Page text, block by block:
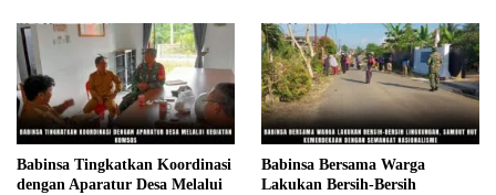
Babinsa Tingkatkan Koordinasi
dengan Aparatur Desa Melalui
Babinsa Bersama Warga
Lakukan Bersih-Bersih